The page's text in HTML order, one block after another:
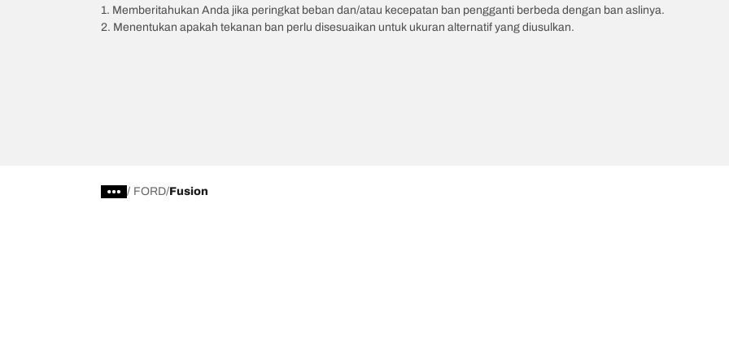
1. Memberitahukan Anda jika peringkat beban dan/atau kecepatan ban pengganti berbeda dengan ban aslinya.
2. Menentukan apakah tekanan ban perlu disesuaikan untuk ukuran alternatif yang diusulkan.
/ FORD Fusion